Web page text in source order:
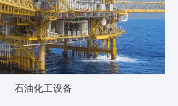
石油化工设备